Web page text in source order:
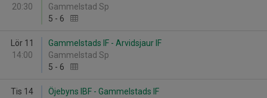
20:30
Gammelstad Sp
5 - 6
Lör 11
14:00
Gammelstads IF - Arvidsjaur IF
Gammelstad Sp
5 - 6
Tis 14
Öjebyns IBF - Gammelstads IF